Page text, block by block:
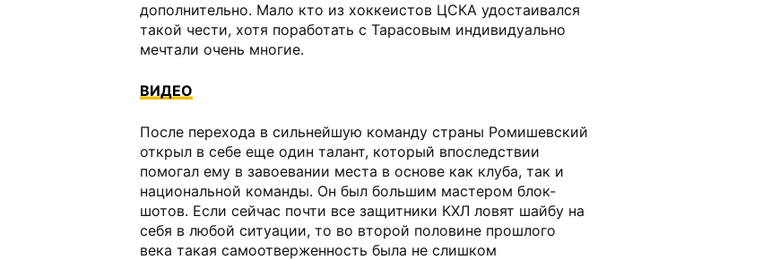
дополнительно. Мало кто из хоккеистов ЦСКА удостаивался
такой чести, хотя поработать с Тарасовым индивидуально
мечтали очень многие.
ВИДЕО
После перехода в сильнейшую команду страны Ромишевский
открыл в себе еще один талант, который впоследствии
помогал ему в завоевании места в основе как клуба, так и
национальной команды. Он был большим мастером блок-
шотов. Если сейчас почти все защитники КХЛ ловят шайбу на
себя в любой ситуации, то во второй половине прошлого
века такая самоотверженность была не слишком